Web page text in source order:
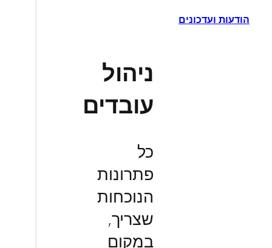
הודעות ועדכונים
ניהול
עובדים
כל
פתרונות
הנוכחות
שצריך,
במקום